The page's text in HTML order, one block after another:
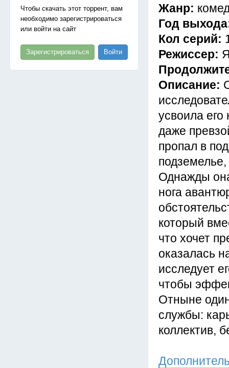
Чтобы скачать этот торрент, вам
необходимо зарегистрироваться
или войти на сайт
Зарегистрироваться Войти
Жанр:
Год
Кол серий:
Режиссер:
Описание:
усвоила
даже
пропал в
Однажды
нога
который
что хочет
оказалась
исследует
чтобы
Отныне
службы:
коллектив,